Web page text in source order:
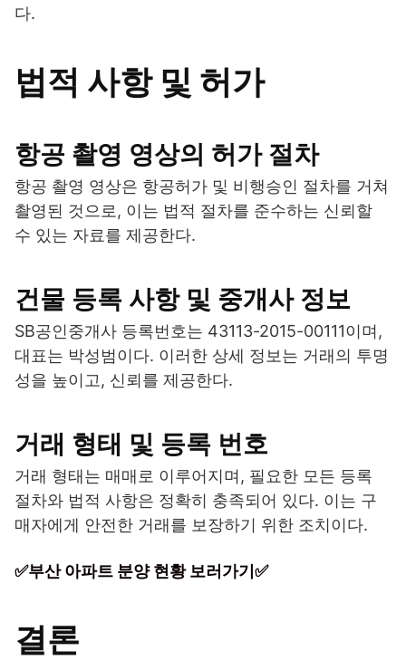
다.
법적 사항 및 허가
항공 촬영 영상의 허가 절차
항공 촬영 영상은 항공허가 및 비행승인 절차를 거쳐
촬영된 것으로, 이는 법적 절차를 준수하는 신뢰할
수 있는 자료를 제공한다.
건물 등록 사항 및 중개사 정보
SB공인중개사 등록번호는 43113-2015-00111이며,
대표는 박성범이다. 이러한 상세 정보는 거래의 투명
성을 높이고, 신뢰를 제공한다.
거래 형태 및 등록 번호
거래 형태는 매매로 이루어지며, 필요한 모든 등록
절차와 법적 사항은 정확히 충족되어 있다. 이는 구
매자에게 안전한 거래를 보장하기 위한 조치이다.
✅부산 아파트 분양 현황 보러가기✅
결론